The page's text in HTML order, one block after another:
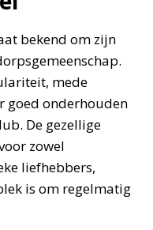
bekend om zijn
mede
goed onderhouden
De gezellige
zowel
liefhebbers,
is om regelmatig